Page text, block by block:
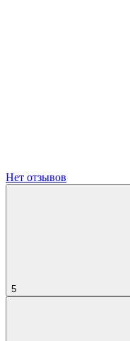
Нет отзывов
5